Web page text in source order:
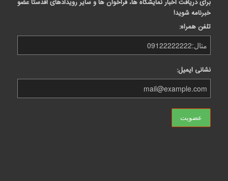
برای دریافت اخبار نمایشگاه ها، فراخوان ها و سایر رویدادهای اَفدستا عضو
خبرنامه شوید!
تلفن همراه:
نشانی ایمیل: